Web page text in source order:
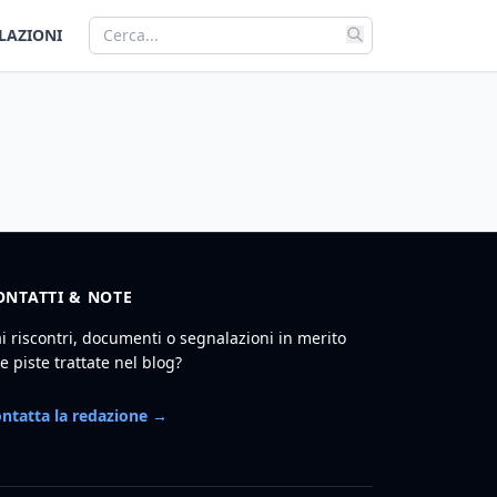
& NOTE
riscontri, documenti o segnalazioni in merito
piste trattate nel blog?
la redazione →